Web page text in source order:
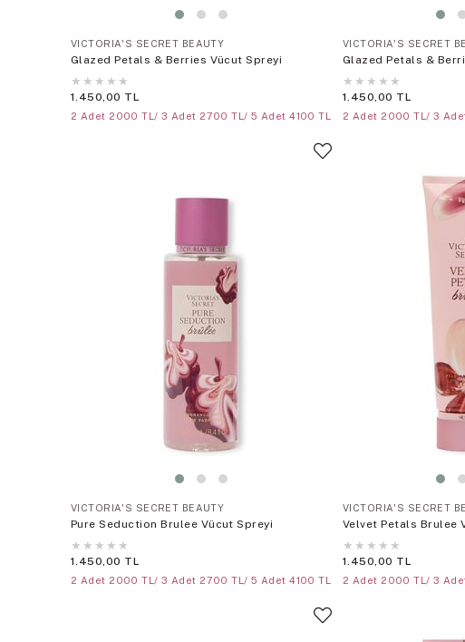
VICTORIA'S SECRET BEAUTY
Glazed Petals & Berries Vücut Spreyi
★ ★ ★ ★ ★
1.450,00 TL
2 Adet 2000 TL/ 3 Adet 2700 TL/ 5 Adet 4100 TL
VICTORIA'S SECRET
Glazed Petals &
★ ★ ★ ★ ★
1.450,00 TL
2 Adet 2000 TL/ 3
VICTORIA'S SECRET BEAUTY
Pure Seduction Brulee Vücut Spreyi
★ ★ ★ ★ ★
1.450,00 TL
2 Adet 2000 TL/ 3 Adet 2700 TL/ 5 Adet 4100 TL
VICTORIA'S SECRET
Velvet Petals Brulee
★ ★ ★ ★ ★
1.450,00 TL
2 Adet 2000 TL/ 3